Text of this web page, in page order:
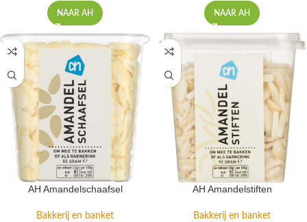
NAAR AH NAAR AH
AH Amandelschaafsel
Bakkerij en banket
AH Amandelstiften
Bakkerij en banket